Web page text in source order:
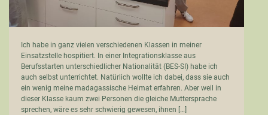
Ich habe in ganz vielen verschiedenen Klassen in meiner
Einsatzstelle hospitiert. In einer Integrationsklasse aus
Berufsstarten unterschiedlicher Nationalität (BES-SI) habe ich
auch selbst unterrichtet. Natürlich wollte ich dabei, dass sie auch
ein wenig meine madagassische Heimat erfahren. Aber weil in
dieser Klasse kaum zwei Personen die gleiche Muttersprache
sprechen, wäre es sehr schwierig gewesen, ihnen […]